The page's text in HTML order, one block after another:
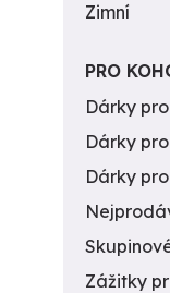
Zimní
PRO
Dárky
Dárky
Dárky
Zážitky